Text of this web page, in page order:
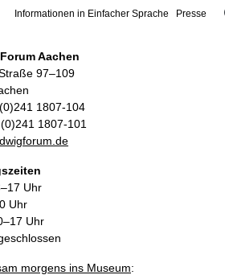
Informationen in Einfacher Sprache Presse
Aachen
97–109
1807-104
1807-101
Uhr
Uhr
Uhr
morgens ins Museum: